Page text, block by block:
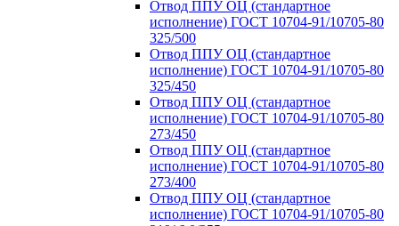
Отвод ППУ ОЦ (стандартное
исполнение) ГОСТ 10704-91/10705-80
325/500
Отвод ППУ ОЦ (стандартное
исполнение) ГОСТ 10704-91/10705-80
325/450
Отвод ППУ ОЦ (стандартное
исполнение) ГОСТ 10704-91/10705-80
273/450
Отвод ППУ ОЦ (стандартное
исполнение) ГОСТ 10704-91/10705-80
273/400
Отвод ППУ ОЦ (стандартное
исполнение) ГОСТ 10704-91/10705-80